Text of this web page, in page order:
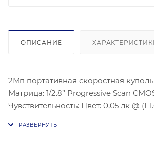
ОПИСАНИЕ
2Мп портативная скоростная
Матрица: 1/2.8’’ Progressive Scan
Чувствительность: Цвет: 0,05 лк @